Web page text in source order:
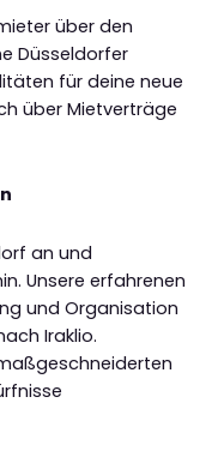
über den
Düsseldorfer
für deine neue
über Mietverträge
an und
Unsere erfahrenen
und Organisation
Iraklio.